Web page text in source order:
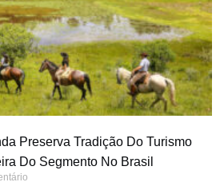
Preserva Tradição Do Turismo
Do Segmento No Brasil